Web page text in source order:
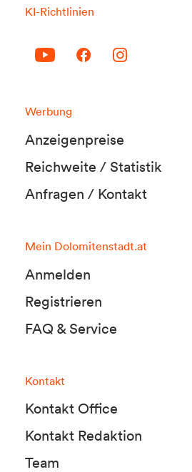
KI-Richtlinien
Werbung
Anzeigenpreise
Reichweite / Statistik
Anfragen / Kontakt
Mein Dolomitenstadt.at
Anmelden
Registrieren
FAQ & Service
Kontakt
Kontakt Office
Kontakt Redaktion
Team